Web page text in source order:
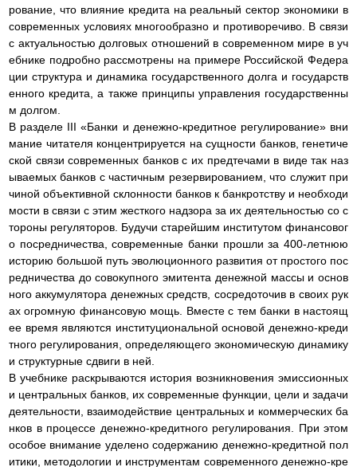
рование, что влияние кредита на реальный сектор экономики в
современных условиях многообразно и противоречиво. В связи
с актуальностью долговых отношений в современном мире в уч
ебнике подробно рассмотрены на примере Российской Федера
ции структура и динамика государственного долга и государств
енного кредита, а также принципы управления государственны
м долгом.
В разделе III «Банки и денежно-кредитное регулирование» вни
мание читателя концентрируется на сущности банков, генетиче
ской связи современных банков с их предтечами в виде так наз
ываемых банков с частичным резервированием, что служит при
чиной объективной склонности банков к банкротству и необходи
мости в связи с этим жесткого надзора за их деятельностью со с
тороны регуляторов. Будучи старейшим институтом финансовог
о посредничества, современные банки прошли за 400-летнюю
историю большой путь эволюционного развития от простого пос
редничества до совокупного эмитента денежной массы и основ
ного аккумулятора денежных средств, сосредоточив в своих рук
ах огромную финансовую мощь. Вместе с тем банки в настоящ
ее время являются институциональной основой денежно-креди
тного регулирования, определяющего экономическую динамику
и структурные сдвиги в ней.
В учебнике раскрываются история возникновения эмиссионных
и центральных банков, их современные функции, цели и задачи
деятельности, взаимодействие центральных и коммерческих ба
нков в процессе денежно-кредитного регулирования. При этом
особое внимание уделено содержанию денежно-кредитной пол
итики, методологии и инструментам современного денежно-кре